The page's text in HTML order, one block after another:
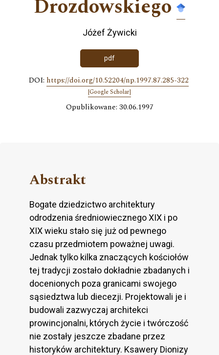
Drozdowskiego
Jóżef Żywicki
pdf
DOI: https://doi.org/10.52204/np.1997.87.285-322
[Google Scholar]
Opublikowane: 30.06.1997
Abstrakt
Bogate dziedzictwo architektury
odrodzenia średniowiecznego XIX i po
XIX wieku stało się już od pewnego
czasu przedmiotem poważnej uwagi.
Jednak tylko kilka znaczących kościołów
tej tradycji zostało dokładnie zbadanych i
docenionych poza granicami swojego
sąsiedztwa lub diecezji. Projektowali je i
budowali zazwyczaj architekci
prowincjonalni, których życie i twórczość
nie zostały jeszcze zbadane przez
historyków architektury. Ksawery Dionizy